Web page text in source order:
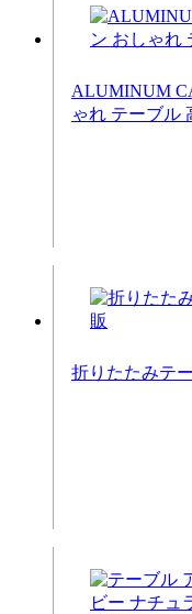
ALUMINUM
ゃれ テーブル
折りたたみテ